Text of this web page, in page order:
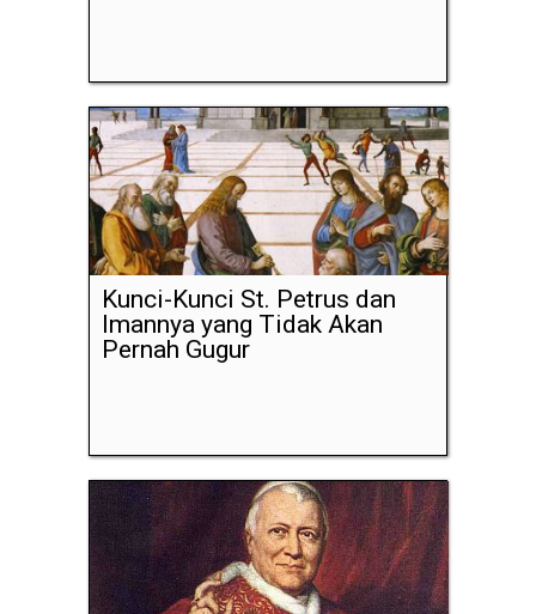
Kunci-Kunci St. Petrus dan
Imannya yang Tidak Akan
Pernah Gugur